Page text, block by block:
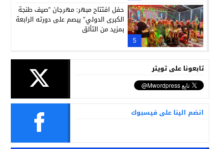
5
حفل افتتاح مبهر: مهرجان “صيف طنجة
الكبرى الدولي” يبصم على دورته الرابعة
بمزيد من التألق
تابعونا على تويتر
انضم الينا على فيسبوك